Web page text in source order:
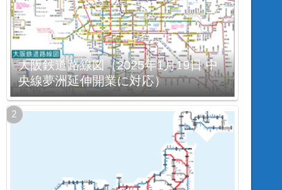
大阪鉄道路線図（2025年1月19日 中
央線夢洲延伸開業に対応）